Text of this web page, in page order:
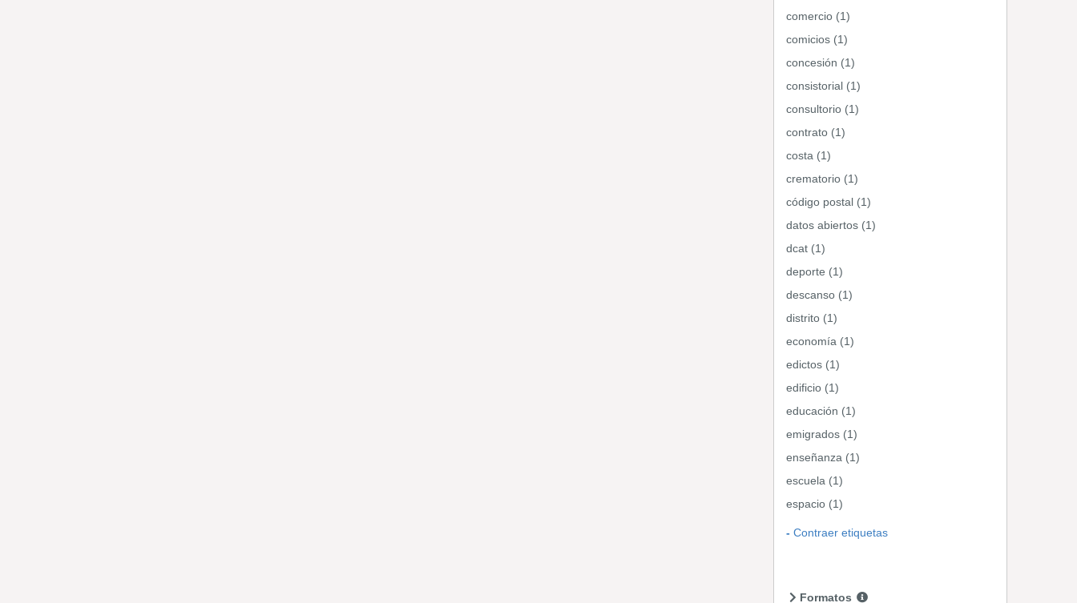
comercio (1)
comicios (1)
concesión (1)
consistorial (1)
consultorio (1)
contrato (1)
costa (1)
crematorio (1)
código postal (1)
datos abiertos (1)
dcat (1)
deporte (1)
descanso (1)
distrito (1)
economía (1)
edictos (1)
edificio (1)
educación (1)
emigrados (1)
enseñanza (1)
escuela (1)
espacio (1)
Contraer etiquetas
Formatos